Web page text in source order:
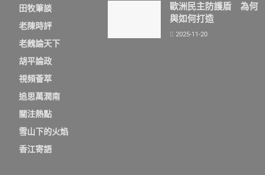
田牧筆談
老陳時評
老魏論天下
胡平論政
視頻薈萃
追思萬潤南
關注熱點
雪山下的火焰
香江寄語
歐洲民主防護盾 為何
與如何打造
2025-11-20